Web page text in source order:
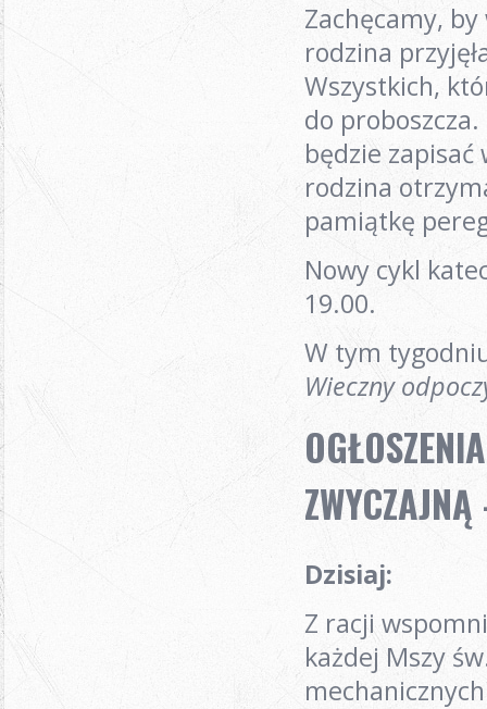
Zachęcamy,
rodzina
Wszystkich,
do
będzie zapisać
rodzina
pamiątkę
Nowy cykl
19.00.
W tym
Wieczny
Dzisiaj:
Z racji
każdej Mszy